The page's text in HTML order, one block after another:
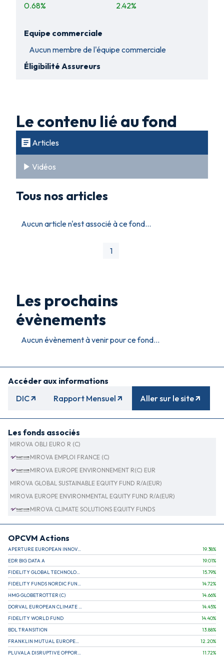
0.68%
2.42%
Equipe commerciale
Aucun membre de l'équipe commerciale
Éligibilité Assureurs
Le contenu lié au fond
Articles
Vidéos
Tous nos articles
Aucun article n'est associé à ce fond...
1
Les prochains
évènements
Aucun évènement à venir pour ce fond...
Accéder aux informations
DIC
Rapport Mensuel Aller sur le site
Les fonds associés
MIROVA OBLI EURO R (C)
MIROVA EMPLOI FRANCE (C)
MIROVA EUROPE ENVIRONNEMENT R(C) EUR
MIROVA GLOBAL SUSTAINABLE EQUITY FUND R/A(EUR)
MIROVA EUROPE ENVIRONMENTAL EQUITY FUND R/A(EUR)
MIROVA CLIMATE SOLUTIONS EQUITY FUNDS
OPCVM Actions
APERTURE EUROPEAN INNOVATION 19.38%
EDR BIG DATA A
19.01%
15.79%
14.72%
HMG GLOBETROTTER (C)
14.66%
14.45%
FIDELITY WORLD FUND
14.40%
BDL TRANSITION
13.88%
12.20%
11.72%